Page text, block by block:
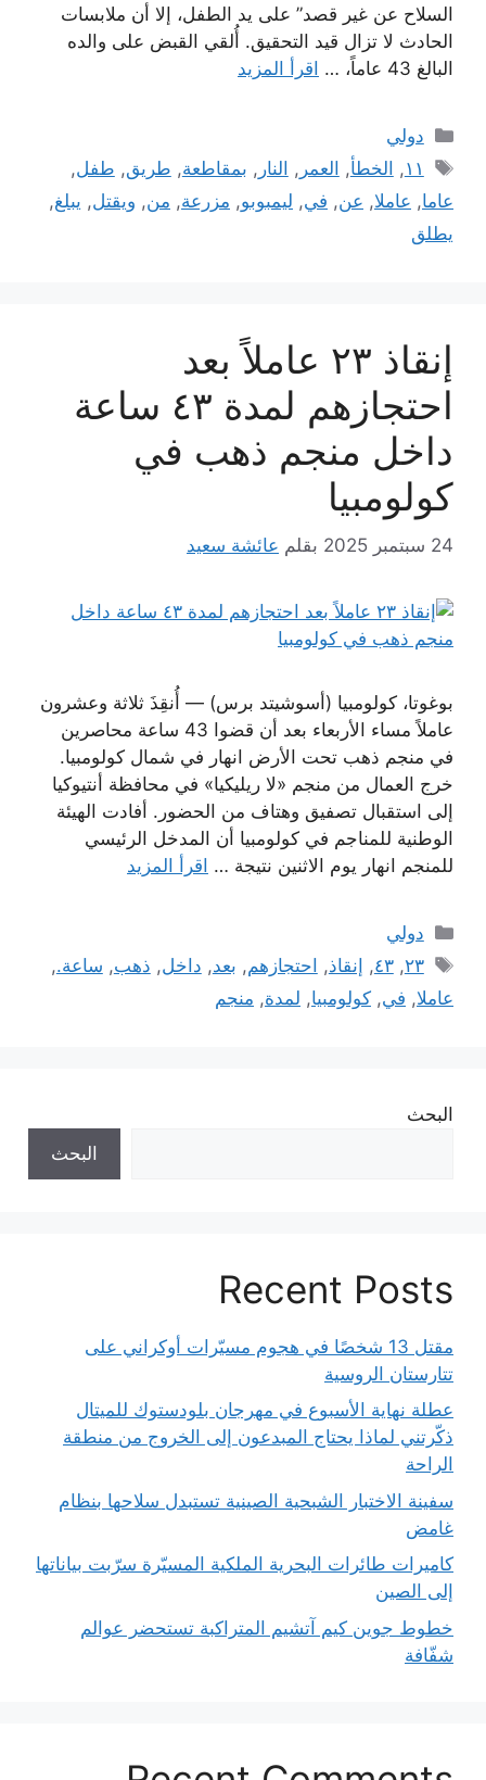
السلاح عن غير قصد” على يد الطفل، إلا أن ملابسات
الحادث لا تزال قيد التحقيق. أُلقي القبض على والده
البالغ 43 عاماً، …
اقرأ المزيد
التصنيفات
دولي
الوسوم
١١, الخطأ, العمر , النار , بمقاطعة, طريق, طفل,
عاما, عاملا, عن, في, ليمبوبو, مزرعة, من, ويقتل, يبلغ,
يطلق
إنقاذ ٢٣ عاملاً بعد
احتجازهم لمدة ٤٣ ساعة
داخل منجم ذهب في
كولومبيا
24 سبتمبر 2025 بقلم عائشة سعيد
بوغوتا، كولومبيا (أسوشيتد برس) — أُنقِذَ ثلاثة وعشرون
عاملاً مساء الأربعاء بعد أن قضوا 43 ساعة محاصرين
في منجم ذهب تحت الأرض انهار في شمال كولومبيا.
خرج العمال من منجم «لا ريليكيا» في محافظة أنتيوكيا
إلى استقبال تصفيق وهتاف من الحضور. أفادت الهيئة
الوطنية للمناجم في كولومبيا أن المدخل الرئيسي
للمنجم انهار يوم الاثنين نتيجة … اقرأ المزيد
التصنيفات
دولي
الوسوم
٢٣,٤٣, إنقاذ, احتجازهم, بعد, داخل, ذهب, ساعة.,
عاملا, في, كولومبيا, لمدة, منجم
البحث
البحث
Recent Posts
مقتل 13 شخصًا في هجوم مسيّرات أوكراني على
تتارستان الروسية
عطلة نهاية الأسبوع في مهرجان بلودستوك للميتال
ذكّرتني لماذا يحتاج المبدعون إلى الخروج من منطقة
الراحة
سفينة الاختبار الشبحية الصينية تستبدل سلاحها بنظام
غامض
كاميرات طائرات البحرية الملكية المسيّرة سرّبت بياناتها
إلى الصين
خطوط جوين كيم آتشيم المتراكبة تستحضر عوالم
شفّافة